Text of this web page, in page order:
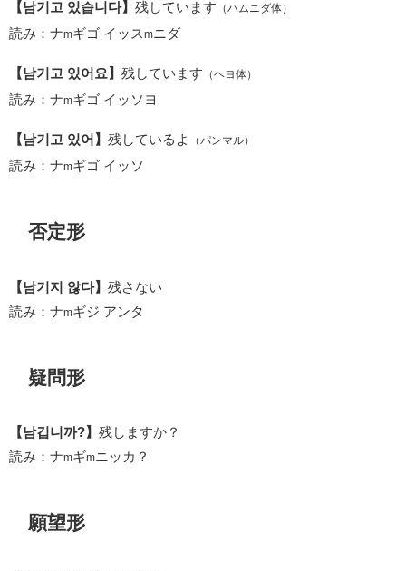
【남기고 있습니다】 残しています （ハムニダ体）
読み：ナmギゴ イッスmニダ
【남기고 있어요】 残しています （ヘヨ体）
読み：ナmギゴ イッソヨ
【남기고 있어】 残しているよ （パンマル）
読み：ナmギゴ イッソ
否定形
【남기지 않다】 残さない
読み：ナmギジ アンタ
疑問形
【남깁니까?】 残しますか？
読み：ナmギmニッカ？
願望形